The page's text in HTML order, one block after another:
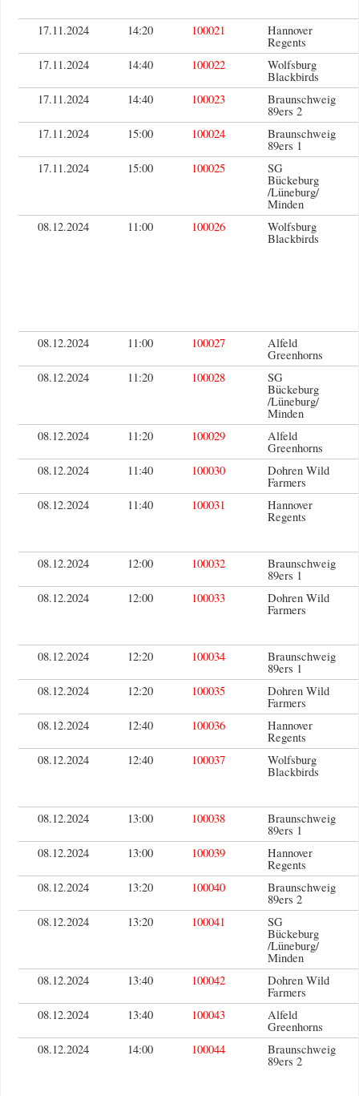
17.11.2024 14:20 100021 Hannover
Regents
17.11.2024
14:40 100022 Wolfsburg
Blackbirds
17.11.2024
14:40 100023 Braunschweig
89ers 2
17.11.2024
15:00 100024 Braunschweig
89ers 1
17.11.2024
15:00 100025 SG
Bückeburg
/Lüneburg/
Minden
08.12.2024
11:00 100026 Wolfsburg
Blackbirds
08.12.2024 11:00 100027 Alfeld
Greenhorns
08.12.2024
11:20 100028 SG
Bückeburg
/Lüneburg/
Minden
08.12.2024
11:20 100029 Alfeld
Greenhorns
08.12.2024
11:40 100030 Dohren Wild
Farmers
08.12.2024
11:40 100031 Hannover
Regents
08.12.2024 12:00 100032 Braunschweig
89ers 1
08.12.2024
12:00 100033 Dohren Wild
Farmers
08.12.2024 12:20 100034 Braunschweig
89ers 1
08.12.2024
12:20 100035 Dohren Wild
Farmers
08.12.2024
12:40 100036 Hannover
Regents
08.12.2024
12:40 100037 Wolfsburg
Blackbirds
08.12.2024 13:00 100038 Braunschweig
89ers 1
08.12.2024
13:00 100039 Hannover
Regents
08.12.2024
13:20 100040 Braunschweig
89ers 2
08.12.2024
13:20 100041 SG
Bückeburg
/Lüneburg/
Minden
08.12.2024
13:40 100042 Dohren Wild
Farmers
08.12.2024
13:40 100043 Alfeld
Greenhorns
08.12.2024
14:00 100044 Braunschweig
89ers 2